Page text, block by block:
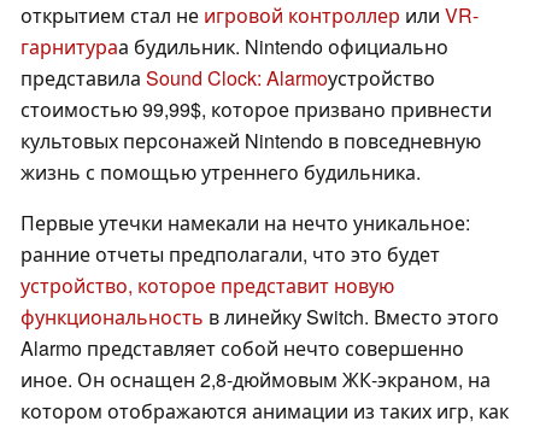
открытием стал не игровой контроллер или VR-
гарнитураа будильник. Nintendo официально
представила Sound Clock: Alarmoустройство
стоимостью 99,99$, которое призвано привнести
культовых персонажей Nintendo в повседневную
жизнь с помощью утреннего будильника.
Первые утечки намекали на нечто уникальное:
ранние отчеты предполагали, что это будет
устройство, которое представит новую
функциональность в линейку Switch. Вместо этого
Alarmo представляет собой нечто совершенно
иное. Он оснащен 2,8-дюймовым ЖК-экраном, на
котором отображаются анимации из таких игр, как